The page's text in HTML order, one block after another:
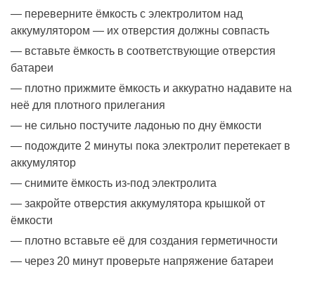
переверните ёмкость с электролитом над
аккумулятором — их отверстия должны совпасть
вставьте ёмкость в соответствующие отверстия
батареи
плотно прижмите ёмкость и аккуратно надавите на
неё для плотного прилегания
не сильно постучите ладонью по дну ёмкости
подождите 2 минуты пока электролит перетекает в
аккумулятор
снимите ёмкость из-под электролита
закройте отверстия аккумулятора крышкой от
ёмкости
плотно вставьте её для создания герметичности
через 20 минут проверьте напряжение батареи